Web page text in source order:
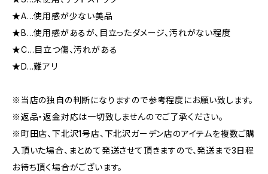
★A…使用感が少ない美品
★B…使用感があるが、目立ったダメージ、汚れがない程度
★C…目立つ傷、汚れがある
★D…難アリ
※当店の独自の判断になりますので参考程度にお願い致します。
※返品・返金対応は一切致しませんのでご了承ください。
※町田店、下北沢1号店、下北沢ガーデン店のアイテムを複数ご購
入頂いた場合、まとめて発送させて頂きますので、発送まで3日程
お待ち頂く場合がございます。